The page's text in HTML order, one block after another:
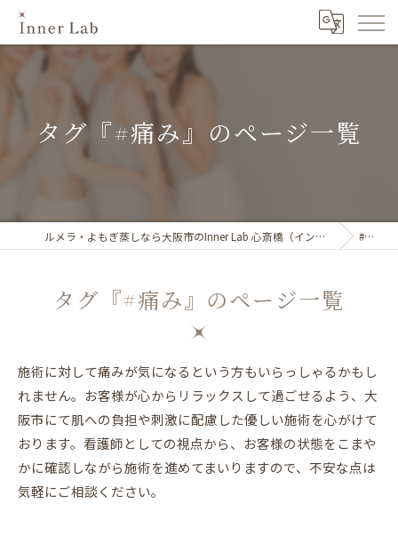
タグ『#痛み』のページ一覧
ルメラ・よもぎ蒸しなら大阪市のInner Lab 心斎橋（インナーラボ心斎橋） #痛み
タグ『#痛み』のページ一覧
施術に対して痛みが気になるという方もいらっしゃるかもし
れません。お客様が心からリラックスして過ごせるよう、大
阪市にて肌への負担や刺激に配慮した優しい施術を心がけて
おります。看護師としての視点から、お客様の状態をこまや
かに確認しながら施術を進めてまいりますので、不安な点は
気軽にご相談ください。